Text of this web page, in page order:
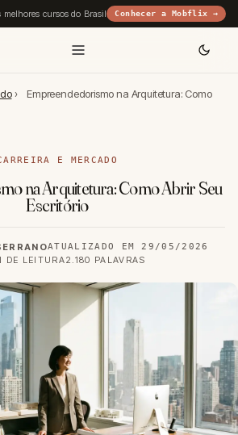
cursos do Brasil Conhecer a Mobflix →
›
Empreendedorismo na Arquitetura: Como
E MERCADO
na Arquitetura: Como Abrir Seu
Escritório
ATUALIZADO EM 29/05/2026
DE LEITURA2.180 PALAVRAS